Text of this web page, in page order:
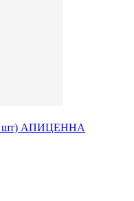
шт) АПИЦЕННА